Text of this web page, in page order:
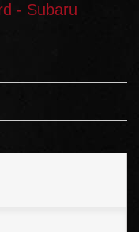
- Subaru